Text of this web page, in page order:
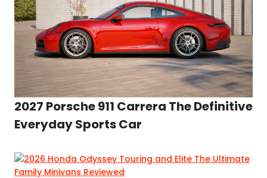
2027 Porsche 911 Carrera The Definitive
Everyday Sports Car